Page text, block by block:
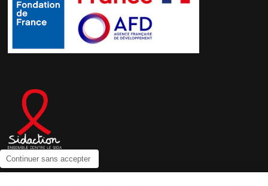
Continuer sans accepter